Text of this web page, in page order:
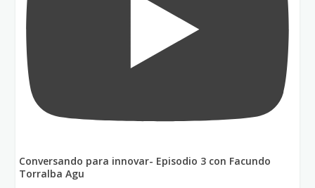
Conversando para innovar- Episodio 3 con Facundo
Torralba Agu